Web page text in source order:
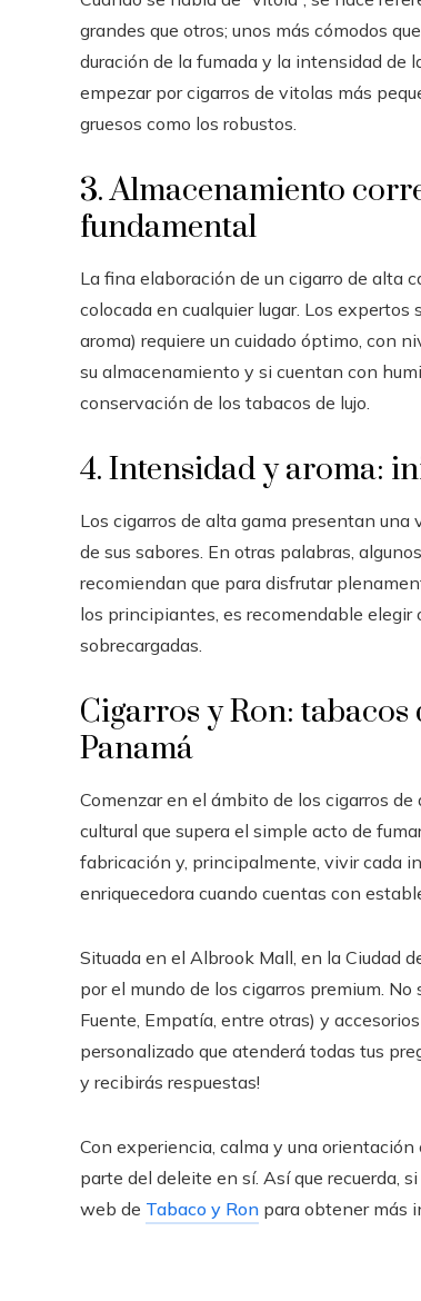
grandes que otros; unos más cómodos
duración de la fumada y la intensidad de
empezar por cigarros de vitolas más
gruesos como los robustos.
3. Almacenamiento
fundamental
La fina elaboración de un cigarro de alta
colocada en cualquier lugar. Los
aroma) requiere un cuidado óptimo, con
su almacenamiento y si cuentan con
conservación de los tabacos de lujo.
4. Intensidad y aroma:
Los cigarros de alta gama presentan
de sus sabores. En otras palabras,
recomiendan que para disfrutar
los principiantes, es recomendable
sobrecargadas.
Cigarros y Ron:
Panamá
Comenzar en el ámbito de los cigarros
cultural que supera el simple acto de
fabricación y, principalmente, vivir cada
enriquecedora cuando cuentas con
Situada en el Albrook Mall, en la Ciudad
por el mundo de los cigarros premium.
Fuente, Empatía, entre otras) y
personalizado que atenderá todas tus
y recibirás respuestas!
Con experiencia, calma y una
parte del deleite en sí. Así que recuerda,
web de Tabaco y Ron para obtener más